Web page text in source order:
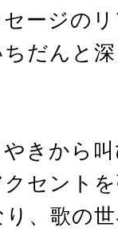
ージの
だんと
きから
セント
、歌の